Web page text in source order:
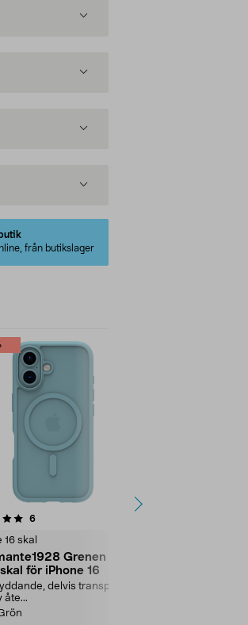
från butikslager
6recensioner
16 skal
Grenen
för iPhone 16
delvis transparent
åte...
4.5 av 5 stjärnor